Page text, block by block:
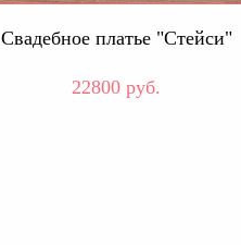
Свадебное платье "Стейси"
22800 руб.